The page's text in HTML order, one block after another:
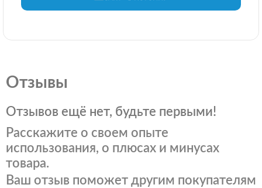
Отзывы
Отзывов ещё нет, будьте первыми!
Расскажите о своем опыте
использования, о плюсах и минусах
товара.
Ваш отзыв поможет другим покупателям